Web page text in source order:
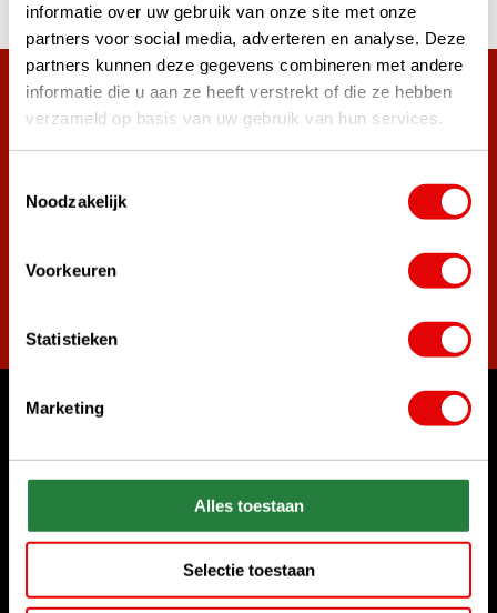
informatie over uw gebruik van onze site met onze
partners voor social media, adverteren en analyse. Deze
partners kunnen deze gegevens combineren met andere
informatie die u aan ze heeft verstrekt of die ze hebben
verzameld op basis van uw gebruik van hun services.
Noodzakelijk
Voorkeuren
Statistieken
Marketing
Alles toestaan
Selectie toestaan
A-merken! Vóór 15:00 besteld,
Meer dan 38.000 klanten hebben zich al
aangemeld.
Word ook lid van de nieuwsbrief en mis nooit meer de beste
Chat met ons